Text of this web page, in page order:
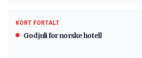
KORT FORTALT
God juli for norske hotell